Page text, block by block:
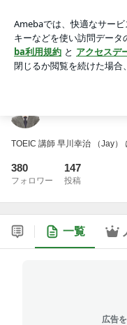
アプリをダウンロードし
ょう。
TOEIC 講師 早川幸治 （Jay）
380
フォロワー
147
投稿
一覧
広告